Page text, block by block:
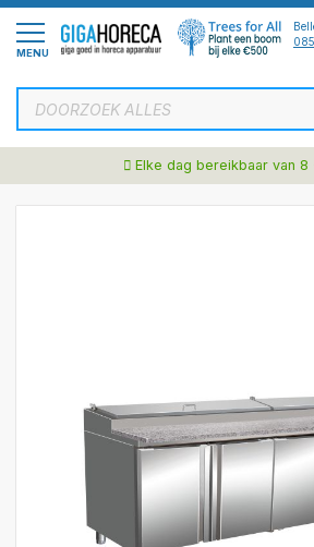
Ga
naar
de
inhoud
MENU
Elke dag bereikbaar van 8